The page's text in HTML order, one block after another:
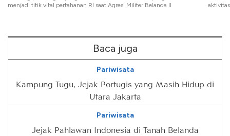
menjadi titik vital pertahanan RI saat Agresi Militer Belanda II
Baca juga
Pariwisata
Kampung Tugu, Jejak Portugis yang Masih Hidup di
Utara Jakarta
Pariwisata
Jejak Pahlawan Indonesia di Tanah Belanda